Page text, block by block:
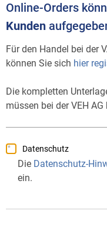
Online-Orders
Kunden
Für den Handel bei der
können Sie sich hier
Die kompletten
müssen bei der VEH
Datenschutz
Die Datenschutz-
ein.